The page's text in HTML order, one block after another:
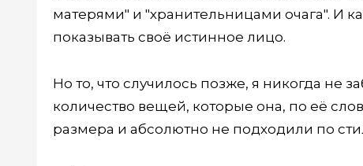
матерями" и "хранительницами очага". И
показывать своё истинное лицо.
Но то, что случилось позже, я никогда не
количество вещей, которые она, по её
размера и абсолютно не подходили по